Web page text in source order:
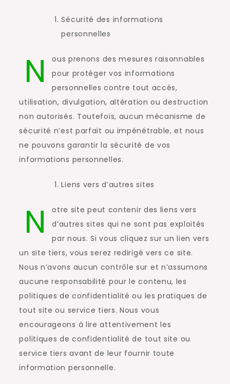
Sécurité des informations
personnelles
N
ous prenons des mesures raisonnables
pour protéger vos informations
personnelles contre tout accès,
utilisation, divulgation, altération ou destruction
non autorisés. Toutefois, aucun mécanisme de
sécurité n’est parfait ou impénétrable, et nous
ne pouvons garantir la sécurité de vos
informations personnelles.
Liens vers d’autres sites
N
otre site peut contenir des liens vers
d’autres sites qui ne sont pas exploités
par nous. Si vous cliquez sur un lien vers
un site tiers, vous serez redirigé vers ce site.
Nous n’avons aucun contrôle sur et n’assumons
aucune responsabilité pour le contenu, les
politiques de confidentialité ou les pratiques de
tout site ou service tiers. Nous vous
encourageons à lire attentivement les
politiques de confidentialité de tout site ou
service tiers avant de leur fournir toute
information personnelle.